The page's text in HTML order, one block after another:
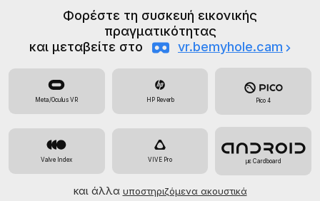
Φορέστε τη συσκευή εικονικής
πραγματικότητας
και μεταβείτε στο
vr.bemyhole.cam
Meta/Oculus VR HP Reverb Pico 4
Valve Index VIVE Pro με Cardboard
και άλλα υποστηριζόμενα ακουστικά